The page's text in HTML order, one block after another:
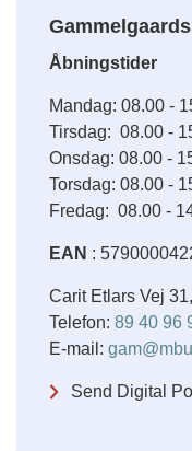
Åbningstider
Mandag: 08.00 -
Tirsdag: 08.00 -
Onsdag: 08.00 -
Torsdag: 08.00 -
Fredag: 08.00 -
EAN :
Carit Etlars Vej
Telefon: 89 40 96
E-mail:
Send Digital